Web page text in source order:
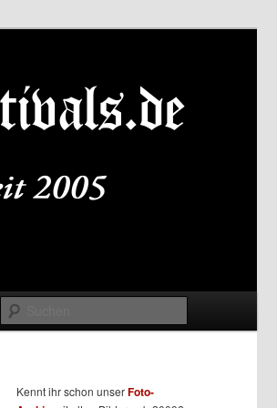
Kennt ihr schon unserFoto-